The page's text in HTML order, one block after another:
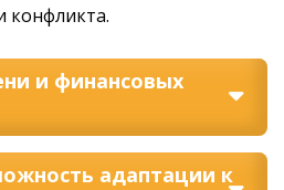
конфликта.
и финансовых
адаптации к